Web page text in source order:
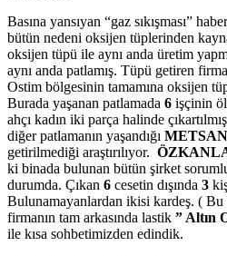
Basına yansıyan “gaz sıkışması”
bütün nedeni oksijen tüplerinden
oksijen tüpü ile aynı anda üretim
aynı anda patlamış. Tüpü getiren
Ostim bölgesinin tamamına oksijen
Burada yaşanan patlamada 6 işçinin
ahçı kadın iki parça halinde
diğer patlamanın yaşandığı METSAN
getirilmediği araştırılıyor.
ki binada bulunan bütün şirket
durumda. Çıkan 6 cesetin dışında 3
Bulunamayanlardan ikisi kardeş. ( Bu
firmanın tam arkasında lastik ” Altın
ile kısa sohbetimizden edindik.